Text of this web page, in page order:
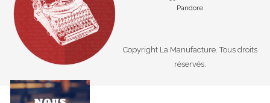
Pandore
Copyright La Manufacture. Tous droits
réservés.